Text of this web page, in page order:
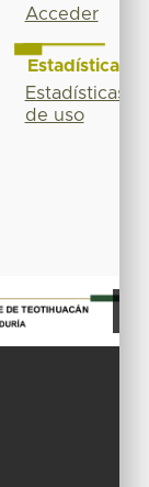
Acceder
Estadísticas
Estadísticas
de uso